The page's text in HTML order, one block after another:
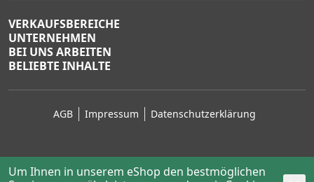
VERKAUFSBEREICHE
UNTERNEHMEN
BEI UNS ARBEITEN
BELIEBTE INHALTE
AGB Impressum Datenschutzerklärung
Um Ihnen in unserem eShop den bestmöglichen